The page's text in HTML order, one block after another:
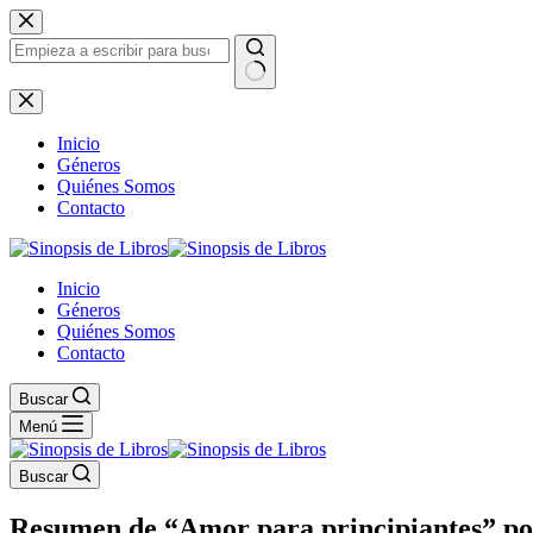
Saltar
al
contenido
Sin
resultados
Inicio
Géneros
Quiénes Somos
Contacto
Inicio
Géneros
Quiénes Somos
Contacto
Buscar
Menú
Buscar